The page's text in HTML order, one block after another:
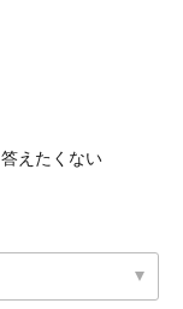
答えたくない